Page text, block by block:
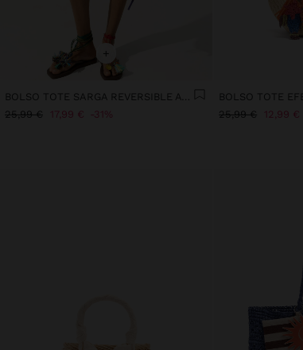
+
BOLSO TOTE SARGA REVERSIBLE A RAYAS
25,99 € 17,99 € 31% 25,99 € 12,99 €